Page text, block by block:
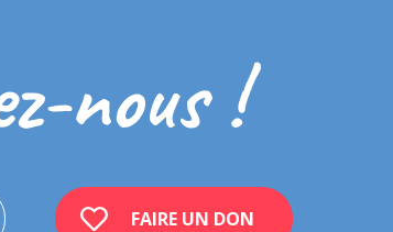
nous !
FAIRE UN DON